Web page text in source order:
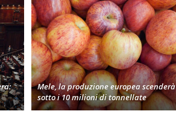
Mele, la produzione europea scenderà
sotto i 10 milioni di tonnellate